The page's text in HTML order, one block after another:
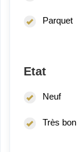
Parquet
Etat
Neuf
Très bon